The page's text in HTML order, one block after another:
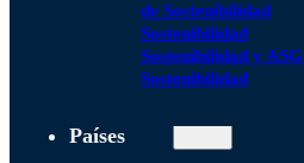
de Sostenibilidad
Sostenibilidad
Sostenibilidad y ASG
Sostenibilidad
Países